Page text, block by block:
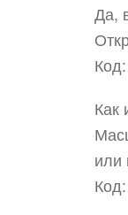
Да,
Как
или